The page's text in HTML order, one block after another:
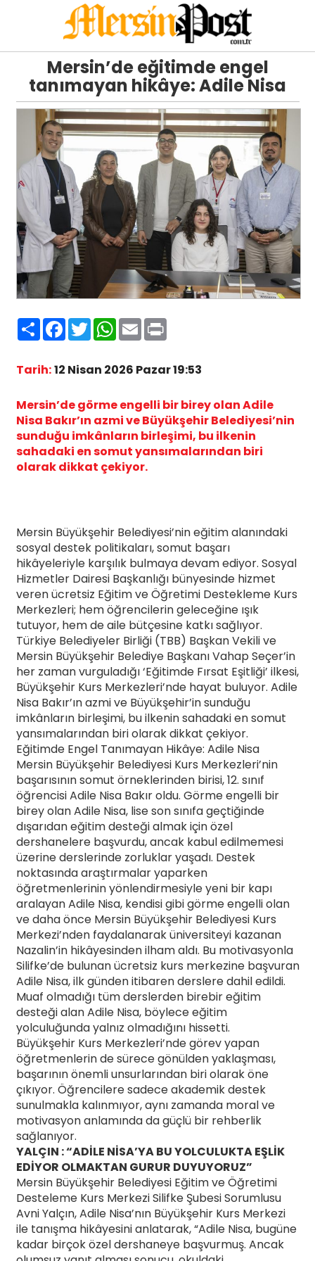
Mersin’de eğitimde engel
tanımayan hikâye: Adile Nisa
PaylaşFacebook
TwitterWhatsApp
EmailPrint
Tarih:12 Nisan 2026 Pazar 19:53
Mersin’de görme engelli bir birey olan Adile
Nisa Bakır’ın azmi ve Büyükşehir Belediyesi’nin
sunduğu imkânların birleşimi, bu ilkenin
sahadaki en somut yansımalarından biri
olarak dikkat çekiyor.
Mersin Büyükşehir Belediyesi’nin eğitim alanındaki
sosyal destek politikaları, somut başarı
hikâyeleriyle karşılık bulmaya devam ediyor. Sosyal
Hizmetler Dairesi Başkanlığı bünyesinde hizmet
veren ücretsiz Eğitim ve Öğretimi Destekleme Kurs
Merkezleri; hem öğrencilerin geleceğine ışık
tutuyor, hem de aile bütçesine katkı sağlıyor.
Türkiye Belediyeler Birliği (TBB) Başkan Vekili ve
Mersin Büyükşehir Belediye Başkanı Vahap Seçer’in
her zaman vurguladığı ‘Eğitimde Fırsat Eşitliği’ ilkesi,
Büyükşehir Kurs Merkezleri’nde hayat buluyor. Adile
Nisa Bakır’ın azmi ve Büyükşehir’in sunduğu
imkânların birleşimi, bu ilkenin sahadaki en somut
yansımalarından biri olarak dikkat çekiyor.
Eğitimde Engel Tanımayan Hikâye: Adile Nisa
Mersin Büyükşehir Belediyesi Kurs Merkezleri’nin
başarısının somut örneklerinden birisi, 12. sınıf
öğrencisi Adile Nisa Bakır oldu. Görme engelli bir
birey olan Adile Nisa, lise son sınıfa geçtiğinde
dışarıdan eğitim desteği almak için özel
dershanelere başvurdu, ancak kabul edilmemesi
üzerine derslerinde zorluklar yaşadı. Destek
noktasında araştırmalar yaparken
öğretmenlerinin yönlendirmesiyle yeni bir kapı
aralayan Adile Nisa, kendisi gibi görme engelli olan
ve daha önce Mersin Büyükşehir Belediyesi Kurs
Merkezi’nden faydalanarak üniversiteyi kazanan
Nazalin’in hikâyesinden ilham aldı. Bu motivasyonla
Silifke’de bulunan ücretsiz kurs merkezine başvuran
Adile Nisa, ilk günden itibaren derslere dahil edildi.
Muaf olmadığı tüm derslerden birebir eğitim
desteği alan Adile Nisa, böylece eğitim
yolculuğunda yalnız olmadığını hissetti.
Büyükşehir Kurs Merkezleri’nde görev yapan
öğretmenlerin de sürece gönülden yaklaşması,
başarının önemli unsurlarından biri olarak öne
çıkıyor. Öğrencilere sadece akademik destek
sunulmakla kalınmıyor, aynı zamanda moral ve
motivasyon anlamında da güçlü bir rehberlik
sağlanıyor.
YALÇIN : “ADİLE NİSA’YA BU YOLCULUKTA EŞLİK
EDİYOR OLMAKTAN GURUR DUYUYORUZ”
Mersin Büyükşehir Belediyesi Eğitim ve Öğretimi
Desteleme Kurs Merkezi Silifke Şubesi Sorumlusu
Avni Yalçın, Adile Nisa’nın Büyükşehir Kurs Merkezi
ile tanışma hikâyesini anlatarak, “Adile Nisa, bugüne
kadar birçok özel dershaneye başvurmuş. Ancak